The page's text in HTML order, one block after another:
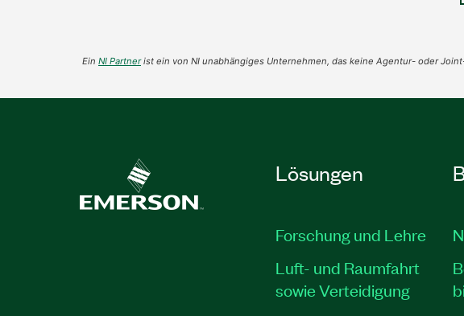
Ein NI Partnerist ein von NI unabhängiges Unternehmen, das keine Agentur- oder
Lösungen
Forschung und Lehre
Luft- und Raumfahrt
sowie Verteidigung